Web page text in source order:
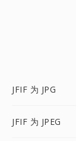
JFIF 为 JPG
JFIF 为 JPEG